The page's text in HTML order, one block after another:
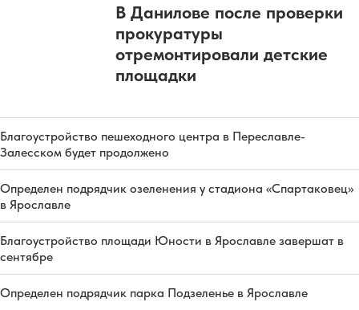
В Данилове после проверки
прокуратуры
отремонтировали детские
площадки
Благоустройство пешеходного центра в Переславле-
Залесском будет продолжено
Определен подрядчик озеленения у стадиона «Спартаковец»
в Ярославле
Благоустройство площади Юности в Ярославле завершат в
сентябре
Определен подрядчик парка Подзеленье в Ярославле